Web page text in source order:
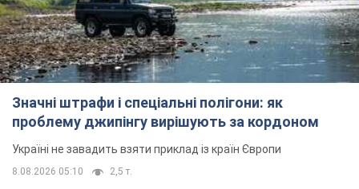
Значні штрафи і спеціальні полігони: як
проблему джипінгу вирішують за кордоном
Україні не завадить взяти приклад із країн Європи
8.08.2026 05:10 2,5 т.